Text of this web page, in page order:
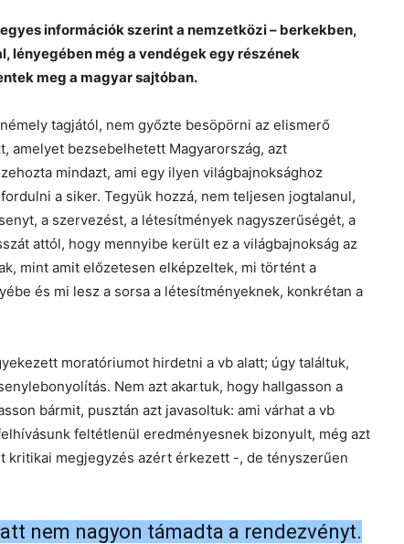
információk szerint a nemzetközi – berkekben,
lényegében még a vendégek egy részének
meg a magyar sajtóban.
tagjától, nem győzte besöpörni az elismerő
amelyet bezsebelhetett Magyarország, azt
mindazt, ami egy ilyen világbajnoksághoz
a siker. Tegyük hozzá, nem teljesen jogtalanul,
a szervezést, a létesítmények nagyszerűségét, a
attól, hogy mennyibe került ez a világbajnokság az
mint amit előzetesen elképzeltek, mi történt a
és mi lesz a sorsa a létesítményeknek, konkrétan a
moratóriumot hirdetni a vb alatt; úgy találtuk,
Nem azt akartuk, hogy hallgasson a
bármit, pusztán azt javasoltuk: ami várhat a vb
feltétlenül eredményesnek bizonyult, még azt
kritikai megjegyzés azért érkezett -, de tényszerűen
nem nagyon támadta a rendezvényt.